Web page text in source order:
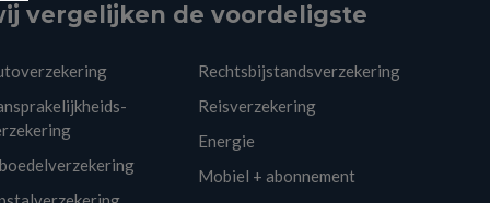
vergelijken de voordeligste
Rechtsbijstandsverzekering
Reisverzekering
Energie
Mobiel + abonnement